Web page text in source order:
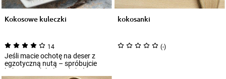
Kokosowe kuleczki
14
Jeśli macie ochotę na deser z
egzotyczną nutą – spróbujcie
kokosowych kuleczek, które
kokosanki
(-)